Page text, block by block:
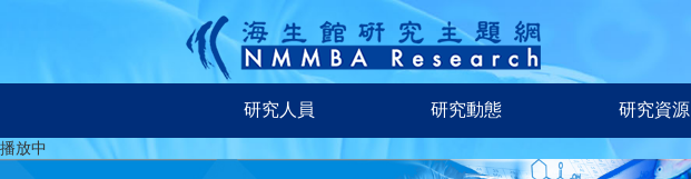
研究人員 研究動態 研究資源
播放中